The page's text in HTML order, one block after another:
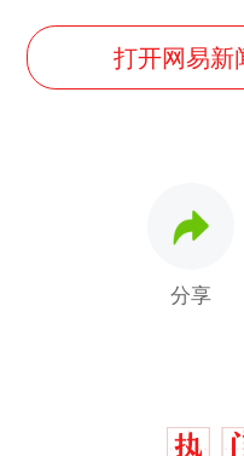
打开网易新
分享